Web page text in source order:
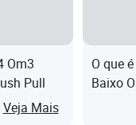
Om3
Pull
Veja Mais
O que
Baixo